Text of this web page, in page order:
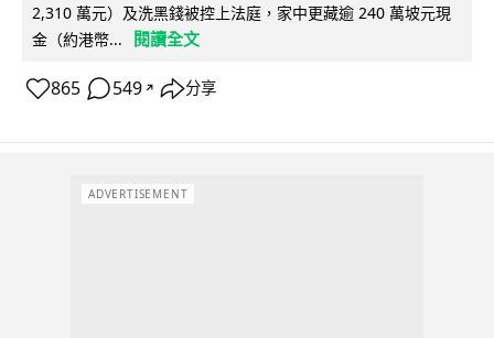
2,310 萬元）及洗黑錢被控上法庭，家中更藏逾 240 萬坡元現
金（約港幣...
閱讀全文
865 549 ↗ 分享
ADVERTISEMENT